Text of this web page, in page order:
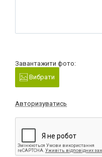
Завантажити фото:
Вибрати
Авторизуватись